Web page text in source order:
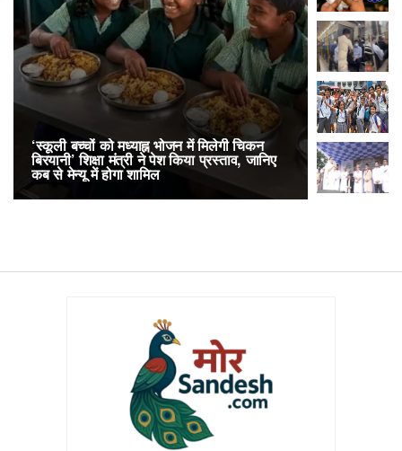
‘स्कूली बच्चों को मध्याह्न भोजन में मिलेगी चिकन
बिरयानी’ शिक्षा मंत्री ने पेश किया प्रस्ताव, जानिए
कब से मेन्यू में होगा शामिल
RailOne
लोकप्रिय,
अनारक्षित